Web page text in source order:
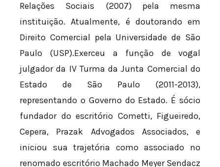
Relações Sociais (2007) pela mesma
instituição. Atualmente, é doutorando em
Direito Comercial pela Universidade de São
Paulo (USP).Exerceu a função de vogal
julgador da IV Turma da Junta Comercial do
Estado de São Paulo (2011-2013),
representando o Governo do Estado. É sócio
fundador do escritório Cometti, Figueiredo,
Cepera, Prazak Advogados Associados, e
iniciou sua trajetória como associado no
renomado escritório Machado Meyer Sendacz